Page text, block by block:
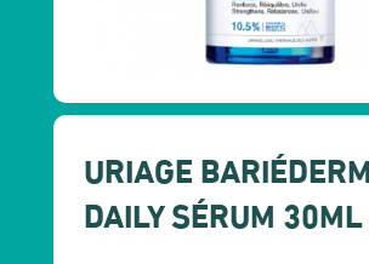
URIAGE
DAILY SÉRUM 30ML